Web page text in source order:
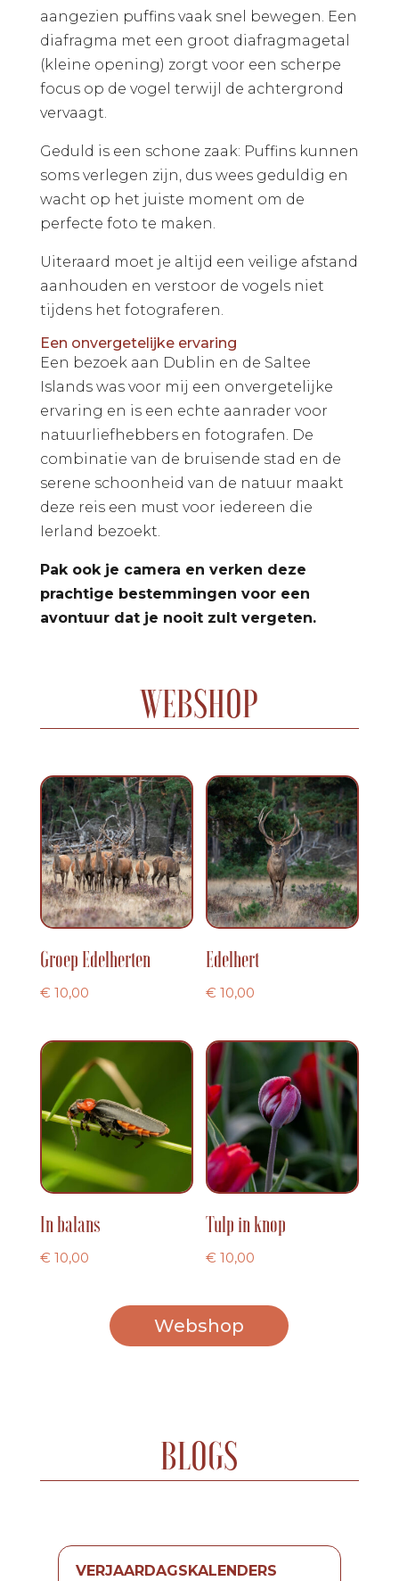
aangezien puffins vaak snel bewegen. Een
diafragma met een groot diafragmagetal
(kleine opening) zorgt voor een scherpe
focus op de vogel terwijl de achtergrond
vervaagt.
Geduld is een schone zaak: Puffins kunnen
soms verlegen zijn, dus wees geduldig en
wacht op het juiste moment om de
perfecte foto te maken.
Uiteraard moet je altijd een veilige afstand
aanhouden en verstoor de vogels niet
tijdens het fotograferen.
Een onvergetelijke ervaring
Een bezoek aan Dublin en de Saltee
Islands was voor mij een onvergetelijke
ervaring en is een echte aanrader voor
natuurliefhebbers en fotografen. De
combinatie van de bruisende stad en de
serene schoonheid van de natuur maakt
deze reis een must voor iedereen die
Ierland bezoekt.
Pak ook je camera en verken deze
prachtige bestemmingen voor een
avontuur dat je nooit zult vergeten.
WEBSHOP
Groep Edelherten
€ 10,00
Edelhert
€ 10,00
In balans
€ 10,00
Tulp in knop
€ 10,00
Webshop
BLOGS
VERJAARDAGSKALENDERS